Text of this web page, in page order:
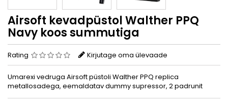
Airsoft kevadpüstol Walther PPQ
Navy koos summutiga
Rating Kirjutage oma ülevaade
Umarexi vedruga Airsoft püstoli Walther PPQ replica
metallosadega, eemaldatav dummy supressor, 2 padrunit